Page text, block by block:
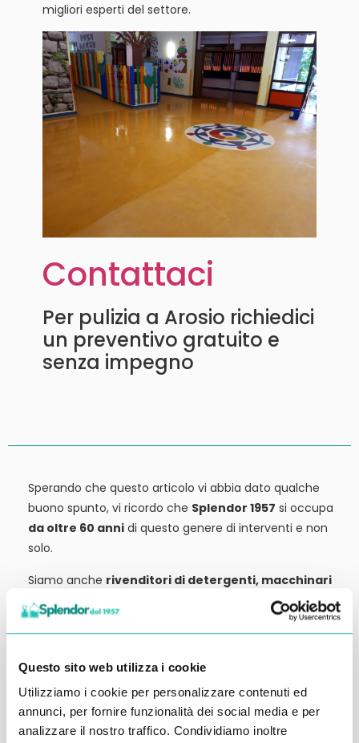
Questo sito web utilizza i cookie
Utilizziamo i cookie per personalizzare contenuti ed
annunci, per fornire funzionalità dei social media e per
analizzare il nostro traffico. Condividiamo inoltre
migliori esperti del settore.
Contattaci
Per pulizia a Arosio richiedici
un preventivo gratuito e
senza impegno
Sperando che questo articolo vi abbia dato qualche
buono spunto, vi ricordo che Splendor 1957 si occupa
da oltre 60 anni di questo genere di interventi e non
solo.
Siamo anche rivenditori di detergenti, macchinari
ed attrezzature:
tutto ciò che potrebbe servirvi,
potete trovarlo in vendita presso la nostra sede.
richiedere qualche informazione.
Ci vediamo al prossimo articolo.
Alessandro Alfonsetti